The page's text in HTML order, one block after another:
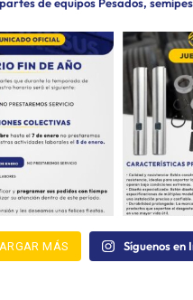
MÁS Síguenos en